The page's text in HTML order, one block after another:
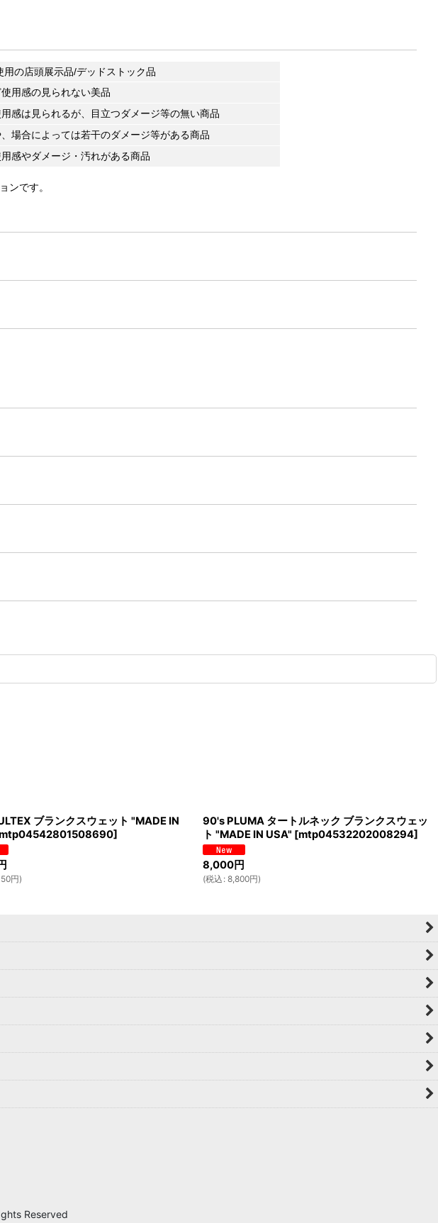
用の店頭展示品/デッドストック品
用感の見られない美品
感は見られるが、目立つダメージ等の無い商品
場合によっては若干のダメージ等がある商品
感やダメージ・汚れがある商品
ンです。
ブランクスウェット "MADE IN
]
円)
90's PLUMA タートルネック ブランクスウェッ
ト "MADE IN USA" [mtp04532202008294]
8,000円
(税込 : 8,800円)
Reserved